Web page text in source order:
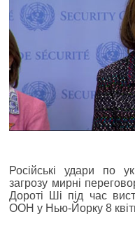
Російські удари по
загрозу мирні
Дороті Ші під час
ООН у Нью-Йорку 8